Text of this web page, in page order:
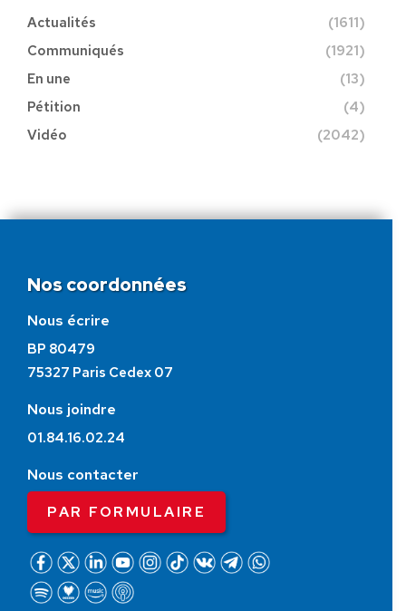
Actualités
(1611)
Communiqués
(1921)
En une
(13)
Pétition
(4)
Vidéo
(2042)
Nos coordonnées
Nous écrire
BP 80479
75327 Paris Cedex 07
Nous joindre
01.84.16.02.24
Nous contacter
PAR FORMULAIRE